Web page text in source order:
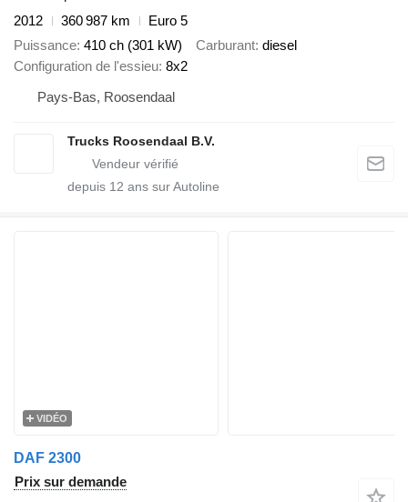
2012
360 987 km
Euro 5
Puissance 410 ch (301 kW) Carburant diesel
Configuration de l'essieu 8x2
Pays-Bas, Roosendaal
Trucks Roosendaal B.V.
depuis 12 ans sur Autoline
VIDÉO
DAF 2300
Prix sur demande